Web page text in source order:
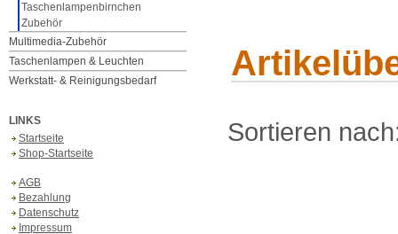
Taschenlampenbirnchen
Zubehör
Multimedia-Zubehör
Taschenlampen & Leuchten
Werkstatt- & Reinigungsbedarf
LINKS
Startseite
Shop-Startseite
AGB
Bezahlung
Datenschutz
Impressum
Sortieren